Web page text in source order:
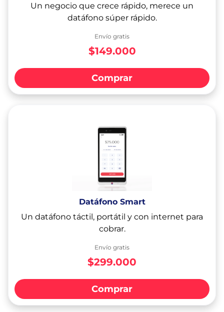
Un negocio que crece rápido, merece un
datáfono súper rápido.
Envío gratis
$149.000
Comprar
Datáfono Smart
Un datáfono táctil, portátil y con internet para
cobrar.
Envío gratis
$299.000
Comprar